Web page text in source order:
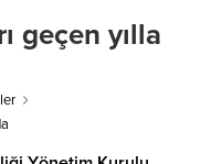
geçen yılla